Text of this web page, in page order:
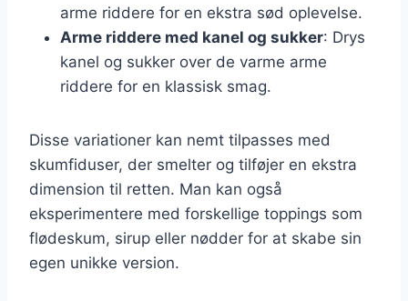
arme riddere for en ekstra sød oplevelse.
Arme riddere med kanel og sukker: Drys
kanel og sukker over de varme arme
riddere for en klassisk smag.
Disse variationer kan nemt tilpasses med
skumfiduser, der smelter og tilføjer en ekstra
dimension til retten. Man kan også
eksperimentere med forskellige toppings som
flødeskum, sirup eller nødder for at skabe sin
egen unikke version.